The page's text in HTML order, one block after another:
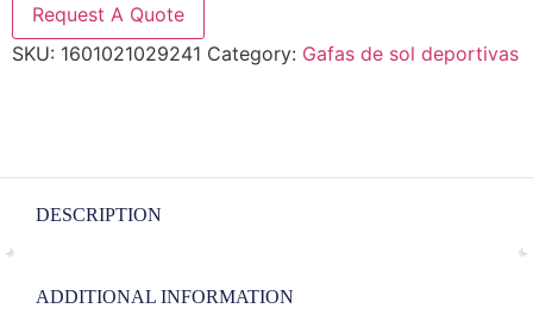
Request A Quote
SKU: 1601021029241 Category: Gafas de sol deportivas
DESCRIPTION
ADDITIONAL INFORMATION